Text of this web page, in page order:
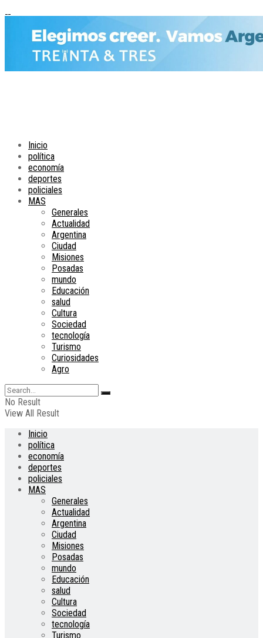
Inicio
política
economía
deportes
policiales
MAS
Generales
Actualidad
Argentina
Ciudad
Misiones
Posadas
mundo
Educación
salud
Cultura
Sociedad
tecnología
Turismo
Curiosidades
Agro
No Result
View All Result
Inicio
política
economía
deportes
policiales
MAS
Generales
Actualidad
Argentina
Ciudad
Misiones
Posadas
mundo
Educación
salud
Cultura
Sociedad
tecnología
Turismo